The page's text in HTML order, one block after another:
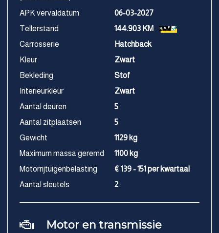
APK vervaldatum
06-03-2027
Tellerstand
144.903 KM
Carrosserie
Hatchback
Kleur
Zwart
Bekleding
Stof
Interieurkleur
Zwart
Aantal deuren
5
Aantal zitplaatsen
5
Gewicht
1129 kg
Maximum massa geremd
1100 kg
Motorrijtuigenbelasting
€ 139 - 151 per kwartaal
Aantal sleutels
2
Motor en transmissie